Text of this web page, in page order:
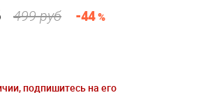
499 руб -44%
подпишитесь на его